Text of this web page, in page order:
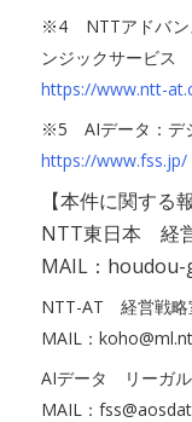
※4 NTTアドバン
ンジックサービス
https://www.ntt-
※5 AIデータ：デ
https://www.fss.jp/
【本件に関する
NTT東日本 経
MAIL：houdou-
NTT-AT 経営戦略
MAIL：
AIデータ リーガ
MAIL：